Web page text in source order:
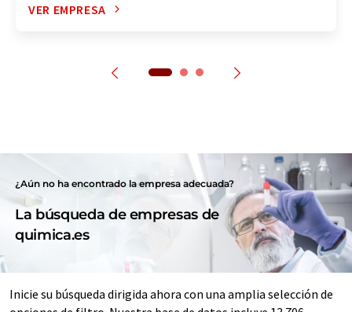
VER EMPRESA
¿Aún no ha encontrado la empresa adecuada?
La búsqueda de empresas de
quimica.es
Inicie su búsqueda dirigida ahora con una amplia selección de